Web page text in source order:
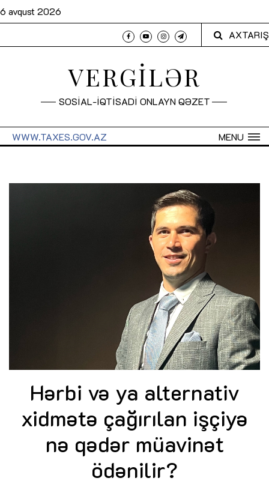
6 avqust 2026
AXTARIŞ
VERGİLƏR
SOSİAL-İQTİSADİ ONLAYN QƏZET
MENU
WWW.TAXES.GOV.AZ
Hərbi və ya alternativ
xidmətə çağırılan işçiyə
nə qədər müavinət
ödənilir?